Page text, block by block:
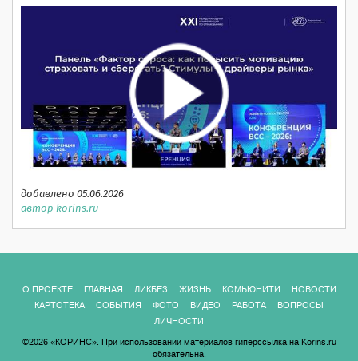
добавлено 05.06.2026
автор korins.ru
О ПРОЕКТЕ ГЛАВНАЯ ЛИКБЕЗ ЖИЗНЬ КОМЬЮНИТИ
НОВОСТИ
КАРТОТЕКА
СОБЫТИЯ ФОТО ВИДЕО РАБОТА
ВОПРОСЫ
ЛИЧНОСТИ
©2026 «КОРИНС». При использовании материалов гиперссылка на Korins.ru
обязательна.